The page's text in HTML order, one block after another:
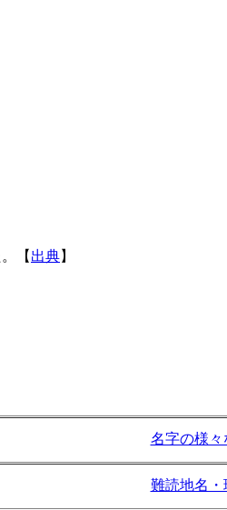
【 出典】
名字の様々
難読地名・